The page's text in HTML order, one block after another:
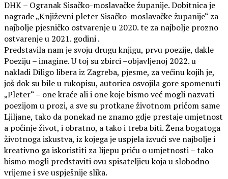
DHK – Ogranak Sisačko-moslavačke županije. Dobitnica je
nagrade „Književni pleter Sisačko-moslavačke županije“ za
najbolje pjesničko ostvarenje u 2020. te za najbolje prozno
ostvarenje u 2021. godini .
Predstavila nam je svoju drugu knjigu, prvu poezije, dakle
Poeziju – imagine. U toj su zbirci –objavljenoj 2022. u
nakladi Diligo libera iz Zagreba, pjesme, za većinu kojih je,
još dok su bile u rukopisu, autorica osvojila gore spomenuti
„Pleter“ – one kraće ali i one koje bismo već mogli nazvati
poezijom u prozi, a sve su protkane životnom pričom same
Ljiljane, tako da ponekad ne znamo gdje prestaje umjetnost
a počinje život, i obratno, a tako i treba biti. Žena bogatoga
životnoga iskustva, iz kojega je uspjela izvući sve najbolje i
kreativno ga iskoristiti za lijepu priču o umjetnosti – tako
bismo mogli predstaviti ovu spisateljicu koja u slobodno
vrijeme i sve uspješnije slika.